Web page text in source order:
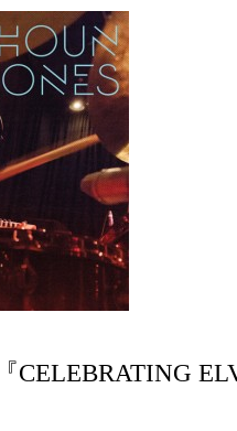
CELEBRATING